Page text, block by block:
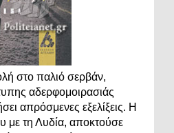
στο παλιό σερβάν,
αδερφομοιρασιάς
απρόσμενες εξελίξεις. Η
με τη Λυδία, αποκτούσε